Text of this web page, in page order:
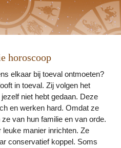
horoscoop
elkaar bij toeval ontmoeten?
in toeval. Zij volgen het
niet hebt gedaan. Deze
en werken hard. Omdat ze
van hun familie en van orde.
manier inrichten. Ze
conservatief koppel. Soms